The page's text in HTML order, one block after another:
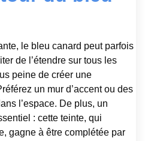
le bleu canard peut parfois
de l’étendre sur tous les
peine de créer une
un mur d’accent ou des
l’espace. De plus, un
: cette teinte, qui
gagne à être complétée par